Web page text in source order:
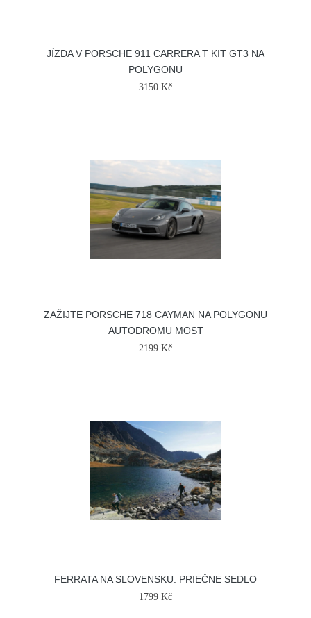
JÍZDA V PORSCHE 911 CARRERA T KIT GT3 NA
POLYGONU
3150 Kč
ZAŽIJTE PORSCHE 718 CAYMAN NA POLYGONU
AUTODROMU MOST
2199 Kč
FERRATA NA SLOVENSKU: PRIEČNE SEDLO
1799 Kč